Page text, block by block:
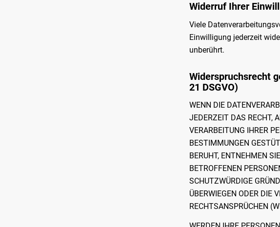
Widerruf Ihrer
Viele
Einwilligung jederzeit
unberührt.
Widerspruchsrecht
21 DSGVO)
WENN DIE
JEDERZEIT DAS RECHT,
VERARBEITUNG IHRER
BESTIMMUNGEN
BERUHT, ENTNEHMEN
BETROFFENEN
SCHUTZWÜRDIGE
ÜBERWIEGEN ODER DIE
RECHTSANSPRÜCHEN